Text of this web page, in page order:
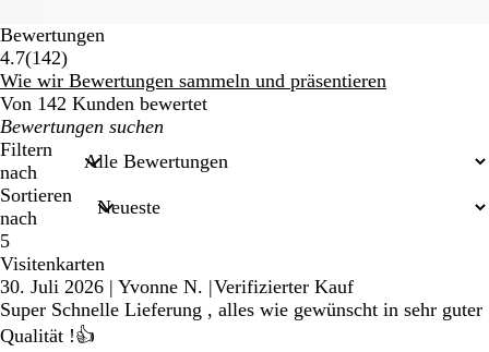
Bewertungen
4.7(142142
Bewertungen
)
Wie wir Bewertungen sammeln und präsentieren
Von 142 Kunden bewertet
Meine
Sucheingaben
Filtern
nach
Sortieren
nach
5
Visitenkarten
30. Juli 2026 | Yvonne N. |Verifizierter Kauf
Super Schnelle Lieferung , alles wie gewünscht in sehr guter
Qualität !👍